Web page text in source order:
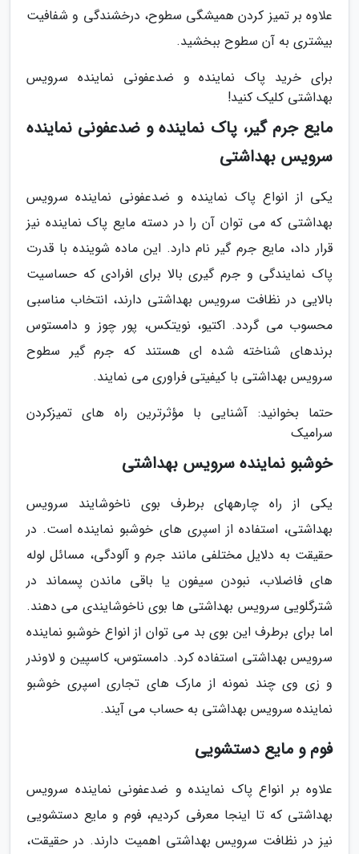
علاوه بر تمیز کردن همیشگی سطوح، درخشندگی و شفافیت
بیشتری به آن سطوح ببخشید.
برای خرید پاک نماینده و ضدعفونی نماینده سرویس
بهداشتی کلیک کنید!
مایع جرم گیر، پاک نماینده و ضدعفونی نماینده
سرویس بهداشتی
یکی از انواع پاک نماینده و ضدعفونی نماینده سرویس
بهداشتی که می توان آن را در دسته مایع پاک نماینده نیز
قرار داد، مایع جرم گیر نام دارد. این ماده شوینده با قدرت
پاک نمایندگی و جرم گیری بالا برای افرادی که حساسیت
بالایی در نظافت سرویس بهداشتی دارند، انتخاب مناسبی
محسوب می گردد. اکتیو، نویتکس، پور چوز و دامستوس
برندهای شناخته شده ای هستند که جرم گیر سطوح
سرویس بهداشتی با کیفیتی فراوری می نمایند.
حتما بخوانید: آشنایی با مؤثرترین راه های تمیزکردن
سرامیک
خوشبو نماینده سرویس بهداشتی
یکی از راه چارههای برطرف بوی ناخوشایند سرویس
بهداشتی، استفاده از اسپری های خوشبو نماینده است. در
حقیقت به دلایل مختلفی مانند جرم و آلودگی، مسائل لوله
های فاضلاب، نبودن سیفون یا باقی ماندن پسماند در
شترگلویی سرویس بهداشتی ها بوی ناخوشایندی می دهند.
اما برای برطرف این بوی بد می توان از انواع خوشبو نماینده
سرویس بهداشتی استفاده کرد. دامستوس، کاسپین و لاوندر
و زی وی چند نمونه از مارک های تجاری اسپری خوشبو
نماینده سرویس بهداشتی به حساب می آیند.
فوم و مایع دستشویی
علاوه بر انواع پاک نماینده و ضدعفونی نماینده سرویس
بهداشتی که تا اینجا معرفی کردیم، فوم و مایع دستشویی
نیز در نظافت سرویس بهداشتی اهمیت دارند. در حقیقت،